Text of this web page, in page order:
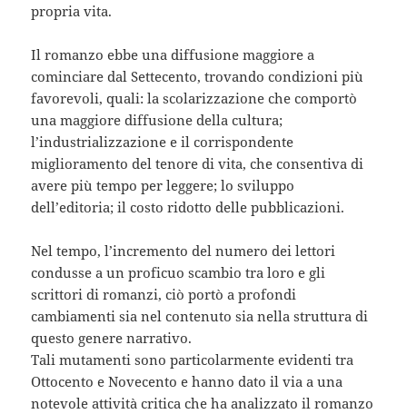
propria vita.
Il romanzo ebbe una diffusione maggiore a
cominciare dal Settecento, trovando condizioni più
favorevoli, quali: la scolarizzazione che comportò
una maggiore diffusione della cultura;
l’industrializzazione e il corrispondente
miglioramento del tenore di vita, che consentiva di
avere più tempo per leggere; lo sviluppo
dell’editoria; il costo ridotto delle pubblicazioni.
Nel tempo, l’incremento del numero dei lettori
condusse a un proficuo scambio tra loro e gli
scrittori di romanzi, ciò portò a profondi
cambiamenti sia nel contenuto sia nella struttura di
questo genere narrativo.
Tali mutamenti sono particolarmente evidenti tra
Ottocento e Novecento e hanno dato il via a una
notevole attività critica che ha analizzato il romanzo